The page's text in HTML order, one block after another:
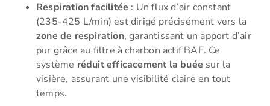
Respiration facilitée : Un flux d’air constant
(235-425 L/min) est dirigé précisément vers la
zone de respiration, garantissant un apport d’air
pur grâce au filtre à charbon actif BAF. Ce
système réduit efficacement la buée sur la
visière, assurant une visibilité claire en tout
temps.